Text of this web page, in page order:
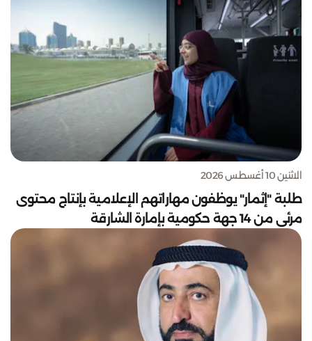
الاثنين 10 أغسطس 2026
طلبة "إثمار" يوظفون مهاراتهم الإعلامية بإنتاج محتوى
مرئي من 14 جهة حكومية بإمارة الشارقة